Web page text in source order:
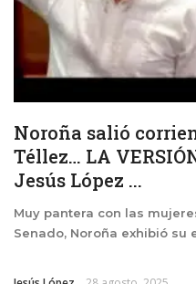
Noroña salió
Téllez… LA
Jesús López ...
Muy pantera con las
Senado, Noroña exhibió su